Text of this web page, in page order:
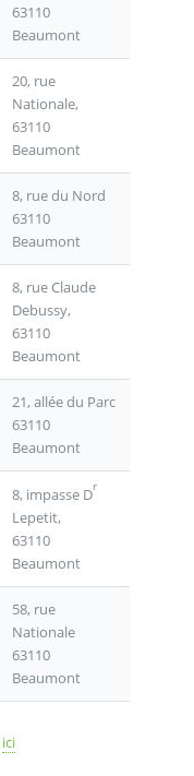
63110
Beaumont
20, rue
Nationale,
63110
Beaumont
8, rue du Nord
63110
Beaumont
8, rue Claude
Debussy,
63110
Beaumont
21, allée du Parc
63110
Beaumont
8, impasse Dr
Lepetit,
63110
Beaumont
58, rue
Nationale
63110
Beaumont
ici